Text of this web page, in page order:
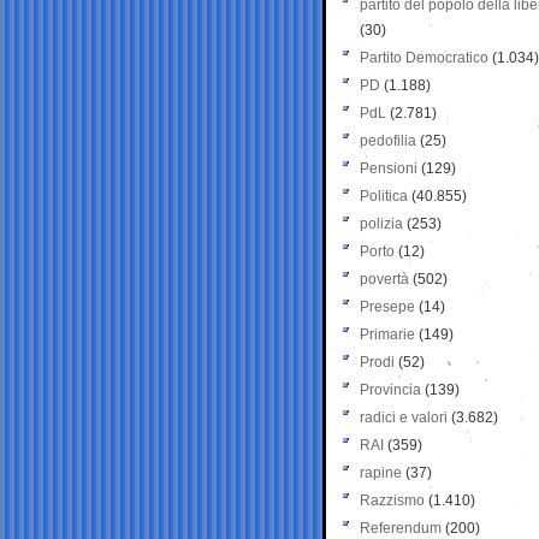
partito del popolo della
(30)
Partito Democratico (1.034)
PD (1.188)
PdL (2.781)
pedofilia (25)
Pensioni (129)
Politica (40.855)
polizia (253)
Porto (12)
povertà (502)
Presepe (14)
Primarie (149)
Prodi (52)
Provincia (139)
radici e valori (3.682)
RAI (359)
rapine (37)
Razzismo (1.410)
Referendum (200)